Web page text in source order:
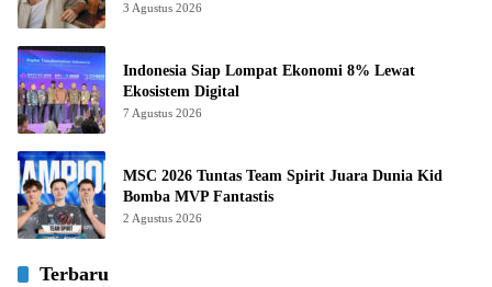
3 Agustus 2026
Indonesia Siap Lompat Ekonomi 8% Lewat
Ekosistem Digital
7 Agustus 2026
MSC 2026 Tuntas Team Spirit Juara Dunia Kid
Bomba MVP Fantastis
2 Agustus 2026
Terbaru